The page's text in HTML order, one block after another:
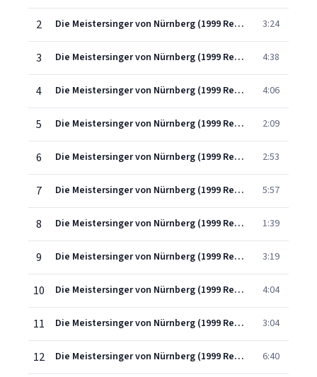
2 Die Meistersinger von Nürnberg (1999 Remastered Version), Act One, Scene One: Da zu dir der Heiland Kam (Gemeinde) 3:24
3 Die Meistersinger von Nürnberg (1999 Remastered Version), Act One, Scene One: Verweilt! - Ein Wort! (Walther/Eva/Magdalene) 4:38
4 Die Meistersinger von Nürnberg (1999 Remastered Version), Act One, Scene One: Da bin ich! (David/Magdalene/Walther/Eva) 4:06
5 Die Meistersinger von Nürnberg (1999 Remastered Version), Act One, Scene Two: David, was stehst? (Lehrlingen/David/Walther) 2:09
6 Die Meistersinger von Nürnberg (1999 Remastered Version), Act One, Scene Two: Mein Herr! der Singer Meister-Schlag (David/Walther) 2:53
7 Die Meistersinger von Nürnberg (1999 Remastered Version), Act One, Scene Two: Der Meister Tön' und Weisen (David/Walther/Lehrlingen) 5:57
8 Die Meistersinger von Nürnberg (1999 Remastered Version), Act One, Scene Two: Damit, Herr Ritter, ist's so bewant! (David/Walther) 1:39
9 Die Meistersinger von Nürnberg (1999 Remastered Version), Act One, Scene Two: Aller End' ist doch David der Allergescheit'st'! (Lehrlingen/David) 3:19
10 Die Meistersinger von Nürnberg (1999 Remastered Version), Act One, Scene Three: Seid meiner Treue wohl versehen (Pogner/Beckmesser/Walther) 4:04
11 Die Meistersinger von Nürnberg (1999 Remastered Version), Act One, Scene Three: Gott grüss' euch, Meister! (Sachs/Vogelgesang/Beckmesser/Nachtigall/Kothner/Pogner/Ortel/Zorn/Moser/Lehrling/David/Eissl 3:04
12 Die Meistersinger von Nürnberg (1999 Remastered Version), Act One, Scene Three: Das schöne Fest, Johannistag (Pogner/Lehrlingen/Vogelgesang/Sachs/Kothner/Beckmesser) 6:40